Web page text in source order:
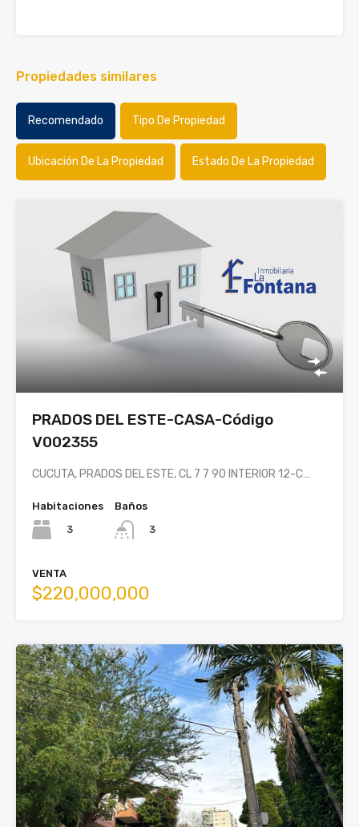
Propiedades similares
Recomendado Tipo De Propiedad
Ubicación De La Propiedad Estado De La Propiedad
PRADOS DEL ESTE-CASA-Código
V002355
CUCUTA, PRADOS DEL ESTE, CL 7 7 90 INTERIOR 12-C…
Habitaciones
3
Baños
3
VENTA
$220,000,000